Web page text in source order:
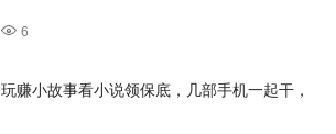
6
玩赚小故事看小说领保底，几部手机一起干，